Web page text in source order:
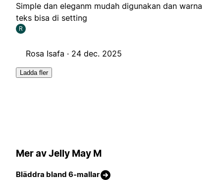
Simple dan eleganm mudah digunakan dan warna
teks bisa di setting
R
Rosa Isafa · 24 dec. 2025
Ladda fler
Mer av Jelly May M
Bläddra bland 6-mallar